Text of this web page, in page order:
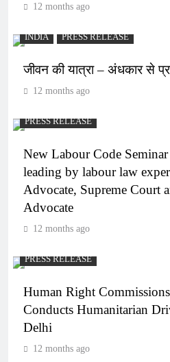
12 months ago
INDIA PRESS RELEASE
जीवन की यात्रा – अंधकार से
12 months ago
PRESS RELEASE
New Labour Code
leading by labour law
Advocate, Supreme Court
Advocate
12 months ago
PRESS RELEASE
Human Right
Conducts Humanitarian
Delhi
12 months ago